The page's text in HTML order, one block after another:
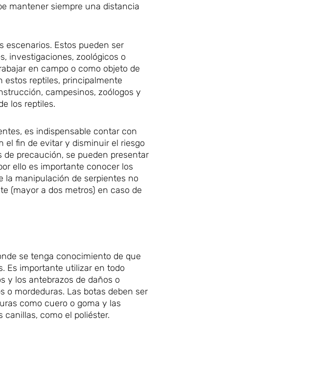
mantener siempre una distancia
escenarios. Estos pueden ser
investigaciones, zoológicos o
en campo o como objeto de
estos reptiles, principalmente
campesinos, zoólogos y
los reptiles.
es indispensable contar con
el fin de evitar y disminuir el riesgo
precaución, se pueden presentar
ello es importante conocer los
la manipulación de serpientes no
(mayor a dos metros) en caso de
se tenga conocimiento de que
Es importante utilizar en todo
y los antebrazos de daños o
o mordeduras. Las botas deben ser
como cuero o goma y las
como el poliéster.